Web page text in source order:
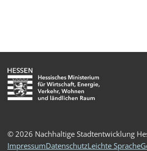
© 2026 Nachhaltige Stadtentwicklung
ImpressumDatenschutzLeichte Sprache